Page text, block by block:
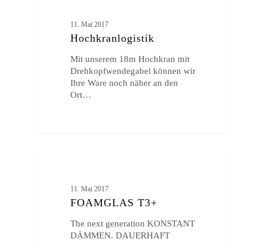
11. Mai 2017
Hochkranlogistik
Mit unserem 18m Hochkran mit
Drehkopfwendegabel können wir
Ihre Ware noch näher an den
Ort…
11. Mai 2017
FOAMGLAS T3+
The next generation KONSTANT
DÄMMEN. DAUERHAFT